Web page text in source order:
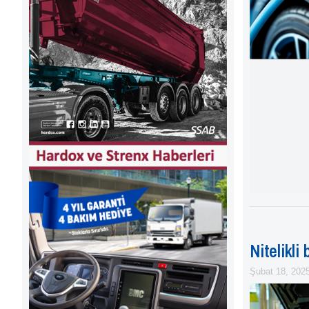
Nitelikli
Şubat 18,